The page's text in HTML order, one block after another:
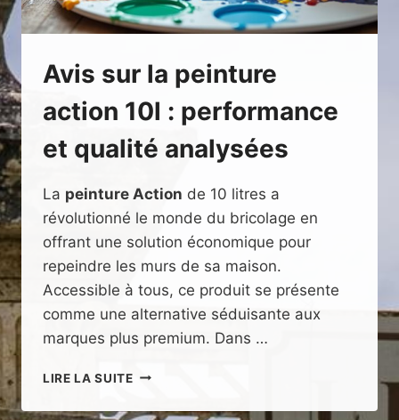
Avis sur la peinture
action 10l : performance
et qualité analysées
La peinture Action de 10 litres a
révolutionné le monde du bricolage en
offrant une solution économique pour
repeindre les murs de sa maison.
Accessible à tous, ce produit se présente
comme une alternative séduisante aux
marques plus premium. Dans …
LIRE LA SUITEAVIS
LA